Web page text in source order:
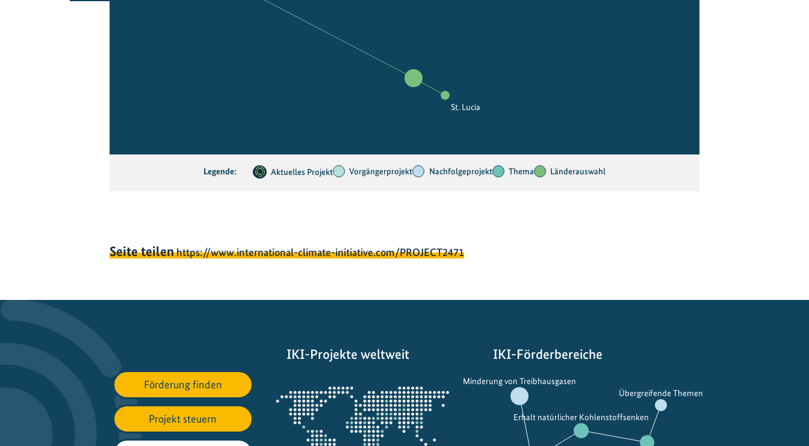
St. Lucia
Legende: Aktuelles Projekt Vorgängerprojekt Nachfolgeprojekt Thema Länderauswahl
Seite teilenhttps://www.international-climate-initiative.com/PROJECT2471
Förderung finden
Projekt steuern
IKI-Projekte weltweit
Projektkarte
IKI-Förderbereiche
Minderung von Treibhausgasen
Erhalt natürlicher Kohlenstoffsenken
Übergreifende Themen